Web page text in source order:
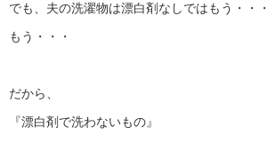
でも、夫の洗濯物は漂白剤なしではもう・・・
もう・・・
だから、
『漂白剤で洗わないもの』